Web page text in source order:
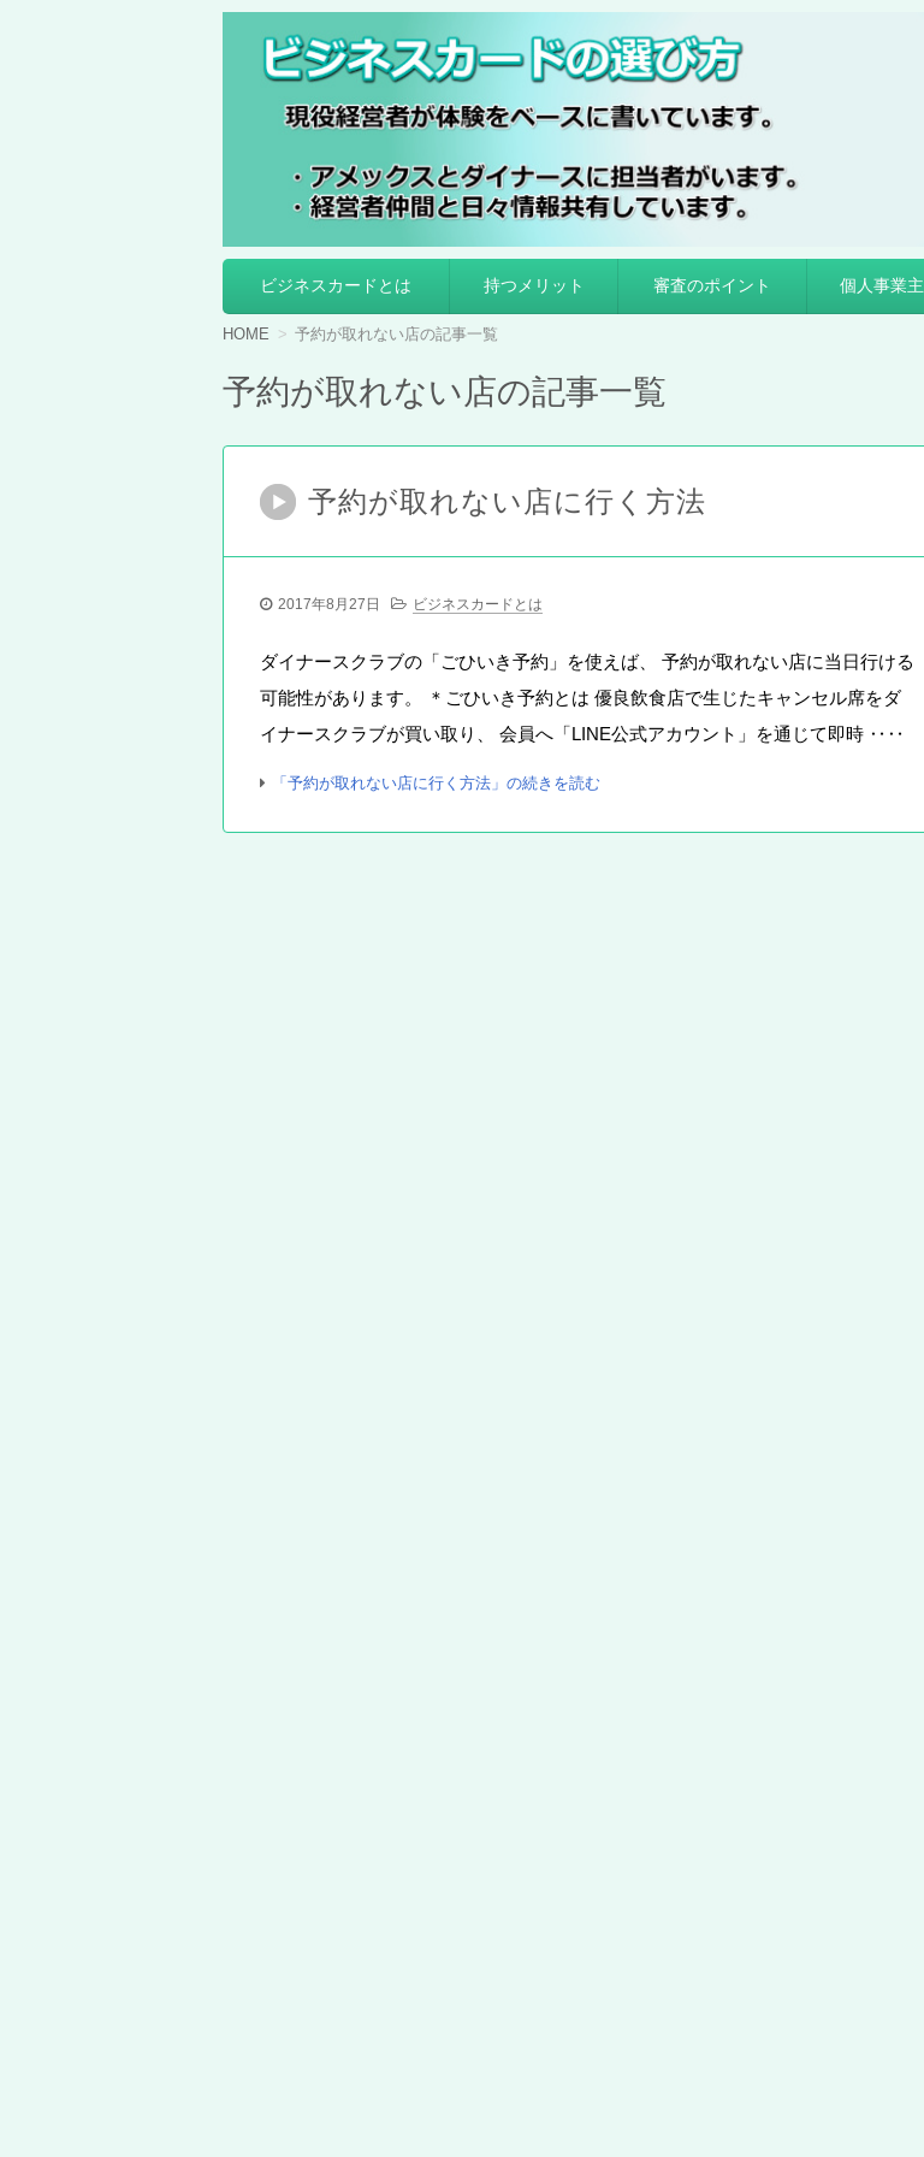
ビジネスカードの選び方
コ
ン
テ
ツ
へ
動
ビジネスカードとは 持つメリット 審査のポイント 個人事業主
HOME 予約が取れない店の記事一覧
予約が取れない店の記事一覧
予約が取れない店に行く方法
2017年8月27日 ビジネスカードとは
ダイナースクラブの「ごひいき予約」を使えば、 予約が取れない店に当日行ける
可能性があります。 ＊ごひいき予約とは 優良飲食店で生じたキャンセル席をダ
イナースクラブが買い取り、 会員へ「LINE公式アカウント」を通じて即時 ‥‥
「予約が取れない店に行く方法」の続きを読む